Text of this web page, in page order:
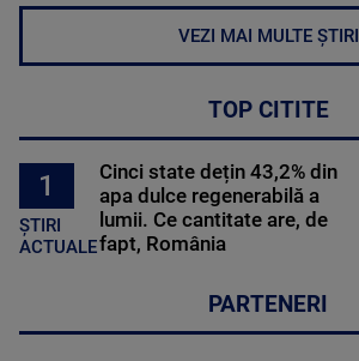
VEZI MAI MULTE ȘTIRI
TOP CITITE
1
ȘTIRI
ACTUALE
Cinci state dețin 43,2% din
apa dulce regenerabilă a
lumii. Ce cantitate are, de
fapt, România
PARTENERI